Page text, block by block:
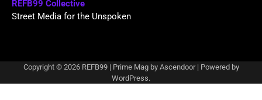
REFB99 Collective
Street Media for the Unspoken
Copyright © 2026 REFB99| Prime Mag by Ascendoor| Powered by
WordPress.